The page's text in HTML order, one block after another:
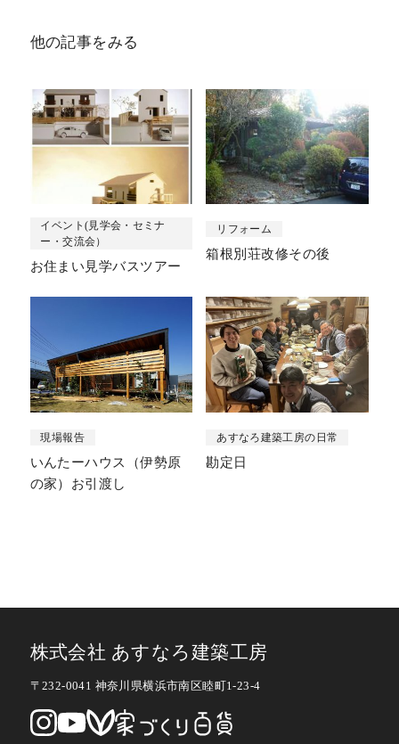
他の記事をみる
イベント(見学会・セミナ
ー・交流会）
お住まい見学バスツアー
リフォーム
箱根別荘改修その後
現場報告
いんたーハウス（伊勢原
の家）お引渡し
あすなろ建築工房の日常
勘定日
株式会社 あすなろ建築工房
〒232-0041 神奈川県横浜市南区睦町1-23-4